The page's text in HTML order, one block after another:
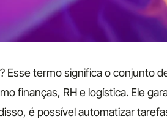
? Esse termo significa o conjunto
finanças, RH e logística. Ele
é possível automatizar